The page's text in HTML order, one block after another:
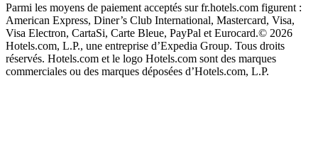
Parmi les moyens de paiement acceptés sur fr.hotels.com figurent :
American Express, Diner’s Club International, Mastercard, Visa,
Visa Electron, CartaSi, Carte Bleue, PayPal et Eurocard.© 2026
Hotels.com, L.P., une entreprise d’Expedia Group. Tous droits
réservés. Hotels.com et le logo Hotels.com sont des marques
commerciales ou des marques déposées d’Hotels.com, L.P.